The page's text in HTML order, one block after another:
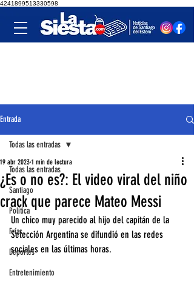
4241899513330598
Entrada
Todas las entradas
Santiago
Política
Frías
Deportes
Entretenimiento
Todas las entradas
¿Es o no es?: El video viral del niño
crack que parece Mateo Messi
19 abr 2023 1 min de lectura
Un chico muy parecido al hijo del capitán de la
Selección Argentina se difundió en las redes
sociales en las últimas horas.